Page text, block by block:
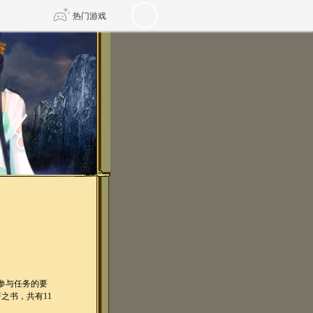
热门游戏
传奇4
剑网3旗舰版 新天龙八部
诛仙世界 仙剑世界
与任务的要
书，共有11